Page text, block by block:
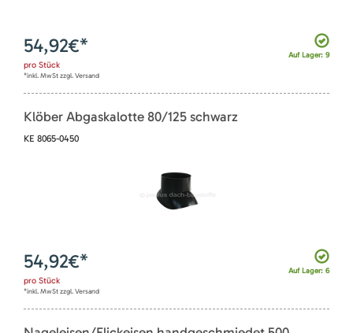
Auf Lager: 9
54,92€*
pro Stück
*inkl. MwSt zzgl. Versand
Klöber Abgaskalotte 80/125 schwarz
KE 8065-0450
Auf Lager: 6
54,92€*
pro Stück
*inkl. MwSt zzgl. Versand